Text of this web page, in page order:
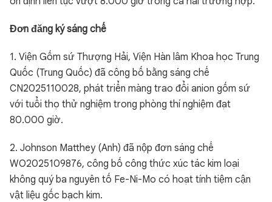
Đơn đăng ký sáng chế
1. Viện Gốm sứ Thượng Hải, Viện Hàn lâm Khoa học Trung
Quốc (Trung Quốc) đã công bố bằng sáng chế
CN2025110028, phát triển màng trao đổi anion gốm sứ
với tuổi thọ thử nghiệm trong phòng thí nghiệm đạt
80.000 giờ.
2. Johnson Matthey (Anh) đã nộp đơn sáng chế
WO2025109876, công bố công thức xúc tác kim loại
không quý ba nguyên tố Fe-Ni-Mo có hoạt tính tiệm cận
vật liệu gốc bạch kim.